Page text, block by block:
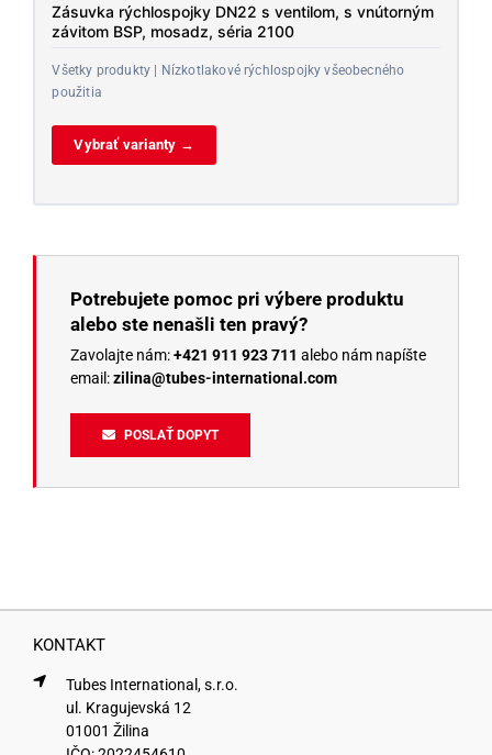
Zásuvka rýchlospojky DN22 s ventilom, s vnútorným
závitom BSP, mosadz, séria 2100
Všetky produkty | Nízkotlakové rýchlospojky všeobecného
použitia
Vybrať varianty →
Potrebujete pomoc pri výbere produktu
alebo ste nenašli ten pravý?
Zavolajte nám:+421 911 923 711 alebo nám napíšte
email:zilina@tubes-international.com
POSLAŤ DOPYT
KONTAKT
Tubes International, s.r.o.
ul. Kragujevská 12
01001 Žilina